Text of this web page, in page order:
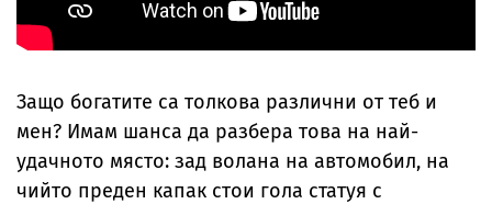
Защо богатите са толкова различни от теб и
мен? Имам шанса да разбера това на най-
удачното място: зад волана на автомобил, на
чийто преден капак стои гола статуя с